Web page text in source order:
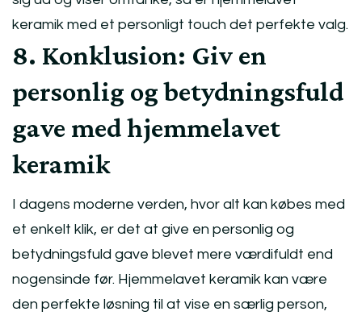
keramik med et personligt touch det perfekte valg.
8. Konklusion: Giv en
personlig og betydningsfuld
gave med hjemmelavet
keramik
I dagens moderne verden, hvor alt kan købes med
et enkelt klik, er det at give en personlig og
betydningsfuld gave blevet mere værdifuldt end
nogensinde før. Hjemmelavet keramik kan være
den perfekte løsning til at vise en særlig person,